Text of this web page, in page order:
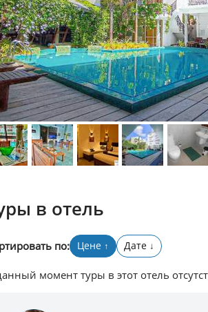
в отель
по: Цене ↑ Дате ↓
момент туры в этот отель